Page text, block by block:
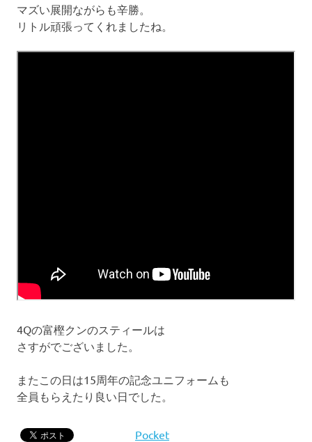
マズい展開ながらも辛勝。
リトル頑張ってくれましたね。
4Qの富樫クンのスティールは
さすがでございました。
またこの日は15周年の記念ユニフォームも
全員もらえたり良い日でした。
Pocket